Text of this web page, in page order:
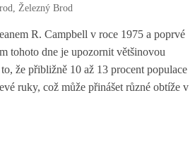
Železný Brod
R. Campbell v roce 1975 a poprvé
tohoto dne je upozornit většinovou
že přibližně 10 až 13 procent populace
ruky, což může přinášet různé obtíže v